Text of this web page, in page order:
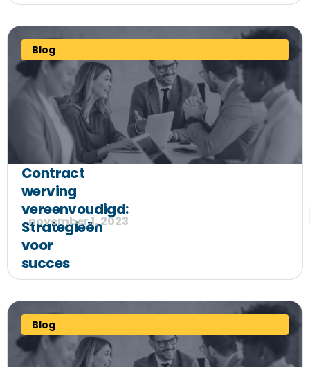
Blog
Contract
werving
vereenvoudigd:
Strategieën
voor
succes
november 1, 2023
Blog